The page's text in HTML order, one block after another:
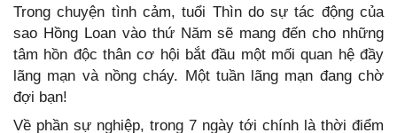
Trong chuyện tình cảm, tuổi Thìn do sự tác động của
sao Hồng Loan vào thứ Năm sẽ mang đến cho những
tâm hồn độc thân cơ hội bắt đầu một mối quan hệ đầy
lãng mạn và nồng cháy. Một tuần lãng mạn đang chờ
đợi bạn!
Về phần sự nghiệp, trong 7 ngày tới chính là thời điểm